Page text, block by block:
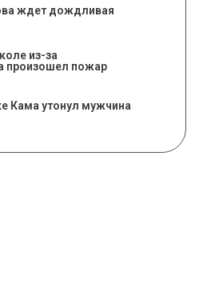
ждет дождливая
из-за
произошел пожар
Кама утонул мужчина